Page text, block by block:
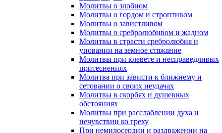
Молитвы о злобном
Молитвы о гордом и строптивом
Молитвы о завистливом
Молитвы о сребролюбивом и жадном
Молитвы в страсти сребролюбия и
уповании на земное стяжание
Молитвы при клевете и несправедливых
притеснениях
Молитва при зависти к ближнему и
сетовании о своих неудачах
Молитвы в скорбях и душевных
обстояниях
Молитвы при расслаблении духа и
нечувствии ко греху
При немилосердии и раздражении на